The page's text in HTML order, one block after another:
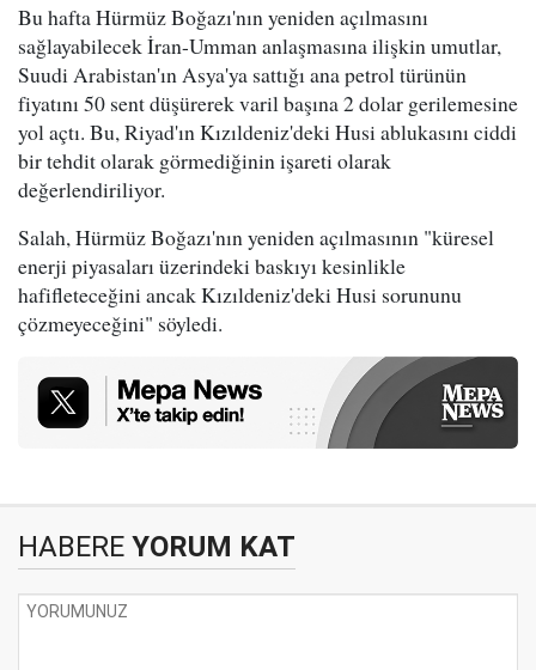
Bu hafta Hürmüz Boğazı'nın yeniden açılmasını
sağlayabilecek İran-Umman anlaşmasına ilişkin umutlar,
Suudi Arabistan'ın Asya'ya sattığı ana petrol türünün
fiyatını 50 sent düşürerek varil başına 2 dolar gerilemesine
yol açtı. Bu, Riyad'ın Kızıldeniz'deki Husi ablukasını ciddi
bir tehdit olarak görmediğinin işareti olarak
değerlendiriliyor.
Salah, Hürmüz Boğazı'nın yeniden açılmasının "küresel
enerji piyasaları üzerindeki baskıyı kesinlikle
hafifleteceğini ancak Kızıldeniz'deki Husi sorununu
çözmeyeceğini" söyledi.
HABERE YORUM KAT